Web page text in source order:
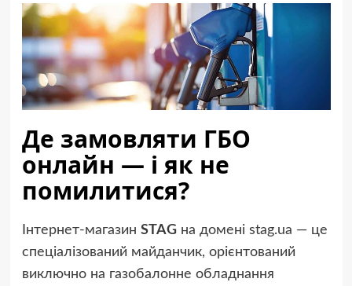
Де замовляти ГБО
онлайн — і як не
помилитися?
Інтернет-магазин STAGна домені stag.ua — це
спеціалізований майданчик, орієнтований
виключно на газобалонне обладнання